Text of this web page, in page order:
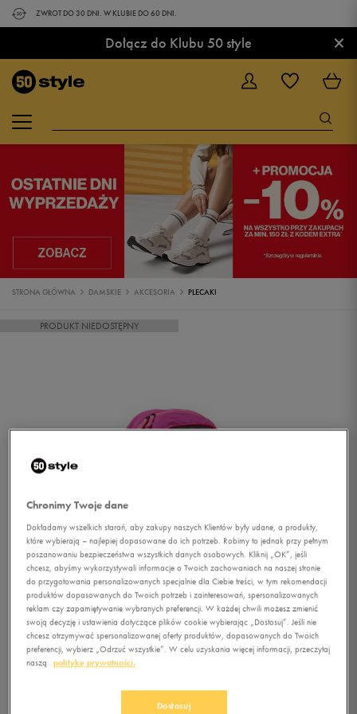
ZWROT DO 30 DNI. W KLUBIE DO 60 DNI.
Dołącz do Klubu 50 style ×
STRONA GŁÓWNA DAMSKIE AKCESORIA PLECAKI
PRODUKT NIEDOSTĘPNY
Chronimy Twoje dane
Dokładamy wszelkich starań, aby zakupy naszych Klientów były udane, a produkty,
które wybierają – najlepiej dopasowane do ich potrzeb. Robimy to jednak przy pełnym
poszanowaniu bezpieczeństwa wszystkich danych osobowych. Kliknij „OK”, jeśli
chcesz, abyśmy wykorzystywali informacje o Twoich zachowaniach na naszej stronie
do przygotowania personalizowanych specjalnie dla Ciebie treści, w tym rekomendacji
produktów dopasowanych do Twoich potrzeb i zainteresowań, spersonalizowanych
reklam czy zapamiętywanie wybranych preferencji. W każdej chwili możesz zmienić
swoją decyzję i ustawienia dotyczące plików cookie wybierając „Dostosuj”. Jeśli nie
chcesz otrzymywać spersonalizowanej oferty produktów, dopasowanych do Twoich
preferencji, wybierz „Odrzuć wszystkie”. W celu uzyskania więcej informacji, przeczytaj
naszą
politykę prywatności.
Dostosuj